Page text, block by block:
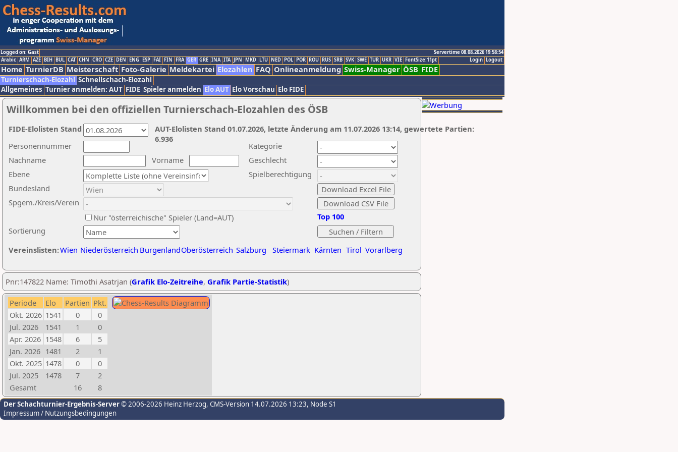
Logged on: Gast
Servertime 08.08.2026 19:58:54
Logout
Login
Arabic ARM AZE BIH BUL CAT CHN CRO CZE DEN ENG ESP FAI FIN FRA GER GRE INA ITA JPN MKD LTU NED POL POR ROU RUS SRB SVK SWE TUR UKR VIE FontSize:11pt
Home TurnierDB Meisterschaft Foto-Galerie Meldekartei Elozahlen FAQ Onlineanmeldung Swiss-Manager ÖSB FIDE
Turnierschach-Elozahl Schnellschach-Elozahl
Allgemeines Turnier anmelden: AUT FIDE Spieler anmelden Elo AUT Elo Vorschau Elo FIDE
Willkommen bei den offiziellen Turnierschach-Elozahlen des ÖSB
Nachname
Vorname
Ebene
Kategorie
Sortierung
Personennummer
Bundesland
Spgem./Kreis/Verein
Geschlecht
Nur "österreichische" Spieler (Land=AUT)
Spielberechtigung
Vereinslisten:Wien Niederösterreich BurgenlandOberösterreich Salzburg Steiermark Kärnten Tirol Vorarlberg
Top 100
AUT-Elolisten Stand 01.07.2026, letzte Änderung am 11.07.2026 13:14, gewertete Partien:
6.936
FIDE-Elolisten Stand
Pnr:147822 Name: Timothi Asatrjan (Grafik Elo-Zeitreihe, Grafik Partie-Statistik)
Periode Elo Partien Pkt.
Okt. 2026 1541 0
0
Jul. 2026
1541 1
0
Apr. 2026 1548 6
5
Jan. 2026 1481 2
1
Okt. 2025 1478 0
0
Jul. 2025
1478 7
2
Gesamt
16 8
Der Schachturnier-Ergebnis-Server© 2006-2026 Heinz Herzog, CMS-Version 14.07.2026 13:23, Node S1
Impressum / Nutzungsbedingungen